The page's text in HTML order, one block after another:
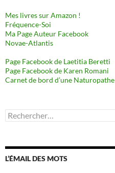
Mes livres sur Amazon !
Fréquence-Soi
Ma Page Auteur Facebook
Novae-Atlantis
Page Facebook de Laetitia Beretti
Page Facebook de Karen Romani
Carnet de bord d’une Naturopathe
Rechercher :
L’ÉMAIL DES MOTS